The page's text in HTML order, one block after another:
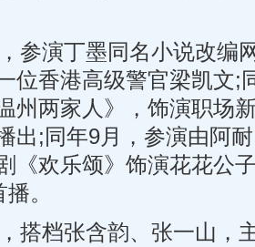
演丁墨同名小说改编
位香港高级警官梁凯文;
州两家人》，饰演职场
出;同年9月，参演由阿
《欢乐颂》饰演花花公
。
档张含韵、张一山，